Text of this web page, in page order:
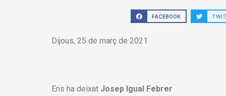
FACEBOOK
Dijous, 25 de març de 2021
Ens ha deixat Josep Igual Febrer